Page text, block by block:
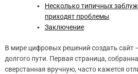
Несколько типичных
приходят проблемы
Заключение
В мире цифровых решений создать сайт
долгого пути. Первая страница,
сверстанная вручную, часто кажется